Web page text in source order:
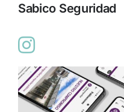
Sabico Seguridad